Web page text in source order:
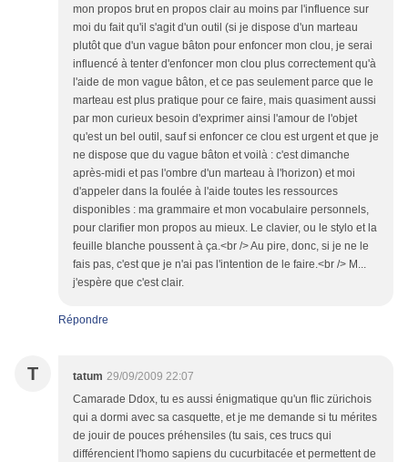
mon propos brut en propos clair au moins par l'influence sur
moi du fait qu'il s'agit d'un outil (si je dispose d'un marteau
plutôt que d'un vague bâton pour enfoncer mon clou, je serai
influencé à tenter d'enfoncer mon clou plus correctement qu'à
l'aide de mon vague bâton, et ce pas seulement parce que le
marteau est plus pratique pour ce faire, mais quasiment aussi
par mon curieux besoin d'exprimer ainsi l'amour de l'objet
qu'est un bel outil, sauf si enfoncer ce clou est urgent et que je
ne dispose que du vague bâton et voilà : c'est dimanche
après-midi et pas l'ombre d'un marteau à l'horizon) et moi
d'appeler dans la foulée à l'aide toutes les ressources
disponibles : ma grammaire et mon vocabulaire personnels,
pour clarifier mon propos au mieux. Le clavier, ou le stylo et la
feuille blanche poussent à ça.<br /> Au pire, donc, si je ne le
fais pas, c'est que je n'ai pas l'intention de le faire.<br /> M...
j'espère que c'est clair.
Répondre
T tatum 29/09/2009 22:07
Camarade Ddox, tu es aussi énigmatique qu'un flic zürichois
qui a dormi avec sa casquette, et je me demande si tu mérites
de jouir de pouces préhensiles (tu sais, ces trucs qui
différencient l'homo sapiens du cucurbitacée et permettent de